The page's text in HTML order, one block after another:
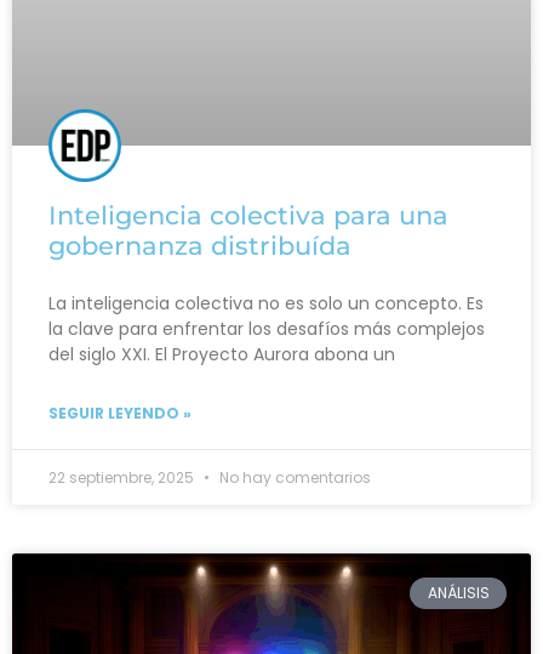
Inteligencia colectiva para una
gobernanza distribuída
La inteligencia colectiva no es solo un concepto. Es
la clave para enfrentar los desafíos más complejos
del siglo XXI. El Proyecto Aurora abona un
SEGUIR LEYENDO »
22 septiembre, 2025 No hay comentarios
ANÁLISIS